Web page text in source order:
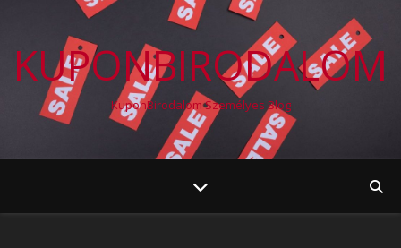
KUPONBIRODALOM
KuponBirodalom Személyes Blog